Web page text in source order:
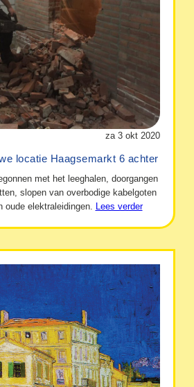
za 3 okt 2020
locatie Haagsemarkt 6 achter
met het leeghalen, doorgangen
slopen van overbodige kabelgoten
oude elektraleidingen. Lees verder